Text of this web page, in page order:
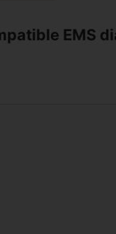
EMS